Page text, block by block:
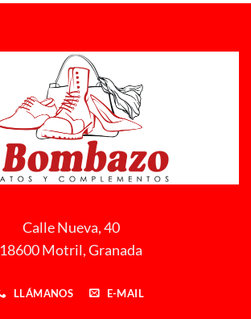
Calle Nueva, 40
18600 Motril, Granada
LLÁMANOS E-MAIL